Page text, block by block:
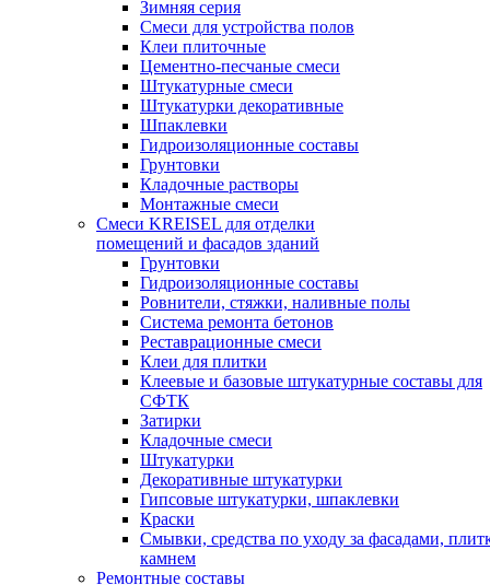
Зимняя серия
Смеси для устройства полов
Клеи плиточные
Цементно-песчаные смеси
Штукатурные смеси
Штукатурки декоративные
Шпаклевки
Гидроизоляционные составы
Грунтовки
Кладочные растворы
Монтажные смеси
Смеси KREISEL для отделки
помещений и фасадов зданий
Грунтовки
Гидроизоляционные составы
Ровнители, стяжки, наливные полы
Cистема ремонта бетонов
Реставрационные смеси
Клеи для плитки
Клеевые и базовые штукатурные составы для
СФТК
Затирки
Кладочные смеси
Штукатурки
Декоративные штукатурки
Гипсовые штукатурки, шпаклевки
Краски
Смывки, средства по уходу за фасадами,
камнем
Ремонтные составы